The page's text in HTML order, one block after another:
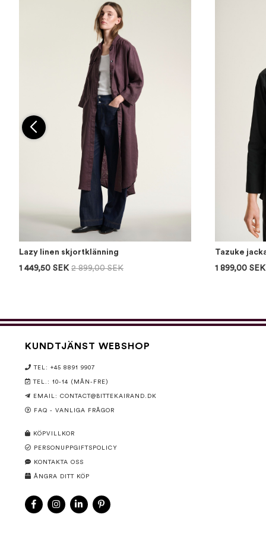
Lazy linen skjortklänning
1 449,50 SEK 2 899,00 SEK
Tazuke
1 899,00 SEK
KUNDTJÄNST WEBSHOP
TEL: +45 8891 9907
TEL.: 10-14 (MÅN-FRE)
EMAIL: CONTACT@BITTEKAIRAND.DK
FAQ - VANLIGA FRÅGOR
KÖPVILLKOR
PERSONUPPGIFTSPOLICY
KONTAKTA OSS
ÅNGRA DITT KÖP